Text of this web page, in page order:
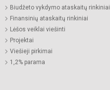
Biudžeto vykdymo ataskaitų rinkiniai
Finansinių ataskaitų rinkiniai
Lėšos veiklai viešinti
Projektai
Viešieji pirkimai
1,2% parama